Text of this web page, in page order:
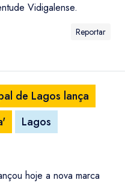
Vidigalense.
Reportar
de Lagos lança
Lagos
hoje a nova marca